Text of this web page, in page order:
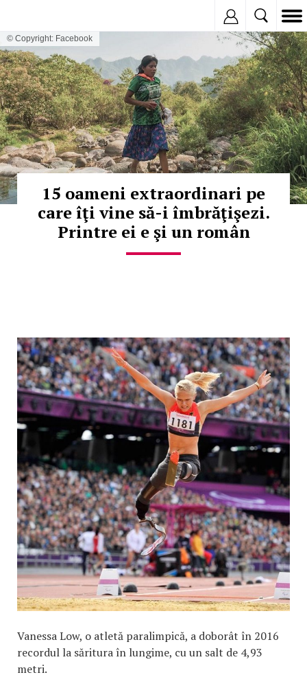
© Copyright: Facebook
15 oameni extraordinari pe
care îţi vine să-i îmbrăţişezi.
Printre ei e şi un român
Vanessa Low, o atletă paralimpică, a doborât în 2016
recordul la săritura în lungime, cu un salt de 4,93
metri.